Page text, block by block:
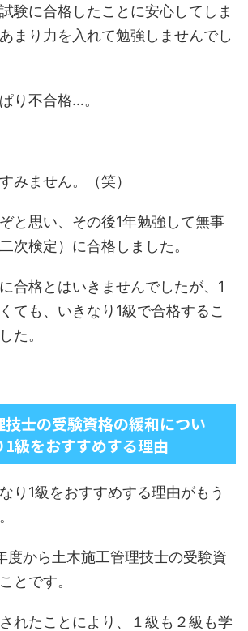
験に合格したことに安心してしま
まり力を入れて勉強しませんでし
り不合格…。
みません。（笑）
と思い、その後1年勉強して無事
次検定）に合格しました。
合格とはいきませんでしたが、1
ても、いきなり1級で合格するこ
た。
士の受験資格の緩和につい
1級をおすすめする理由
り1級をおすすめする理由がもう
度から土木施工管理技士の受験資
とです。
れたことにより、１級も２級も学